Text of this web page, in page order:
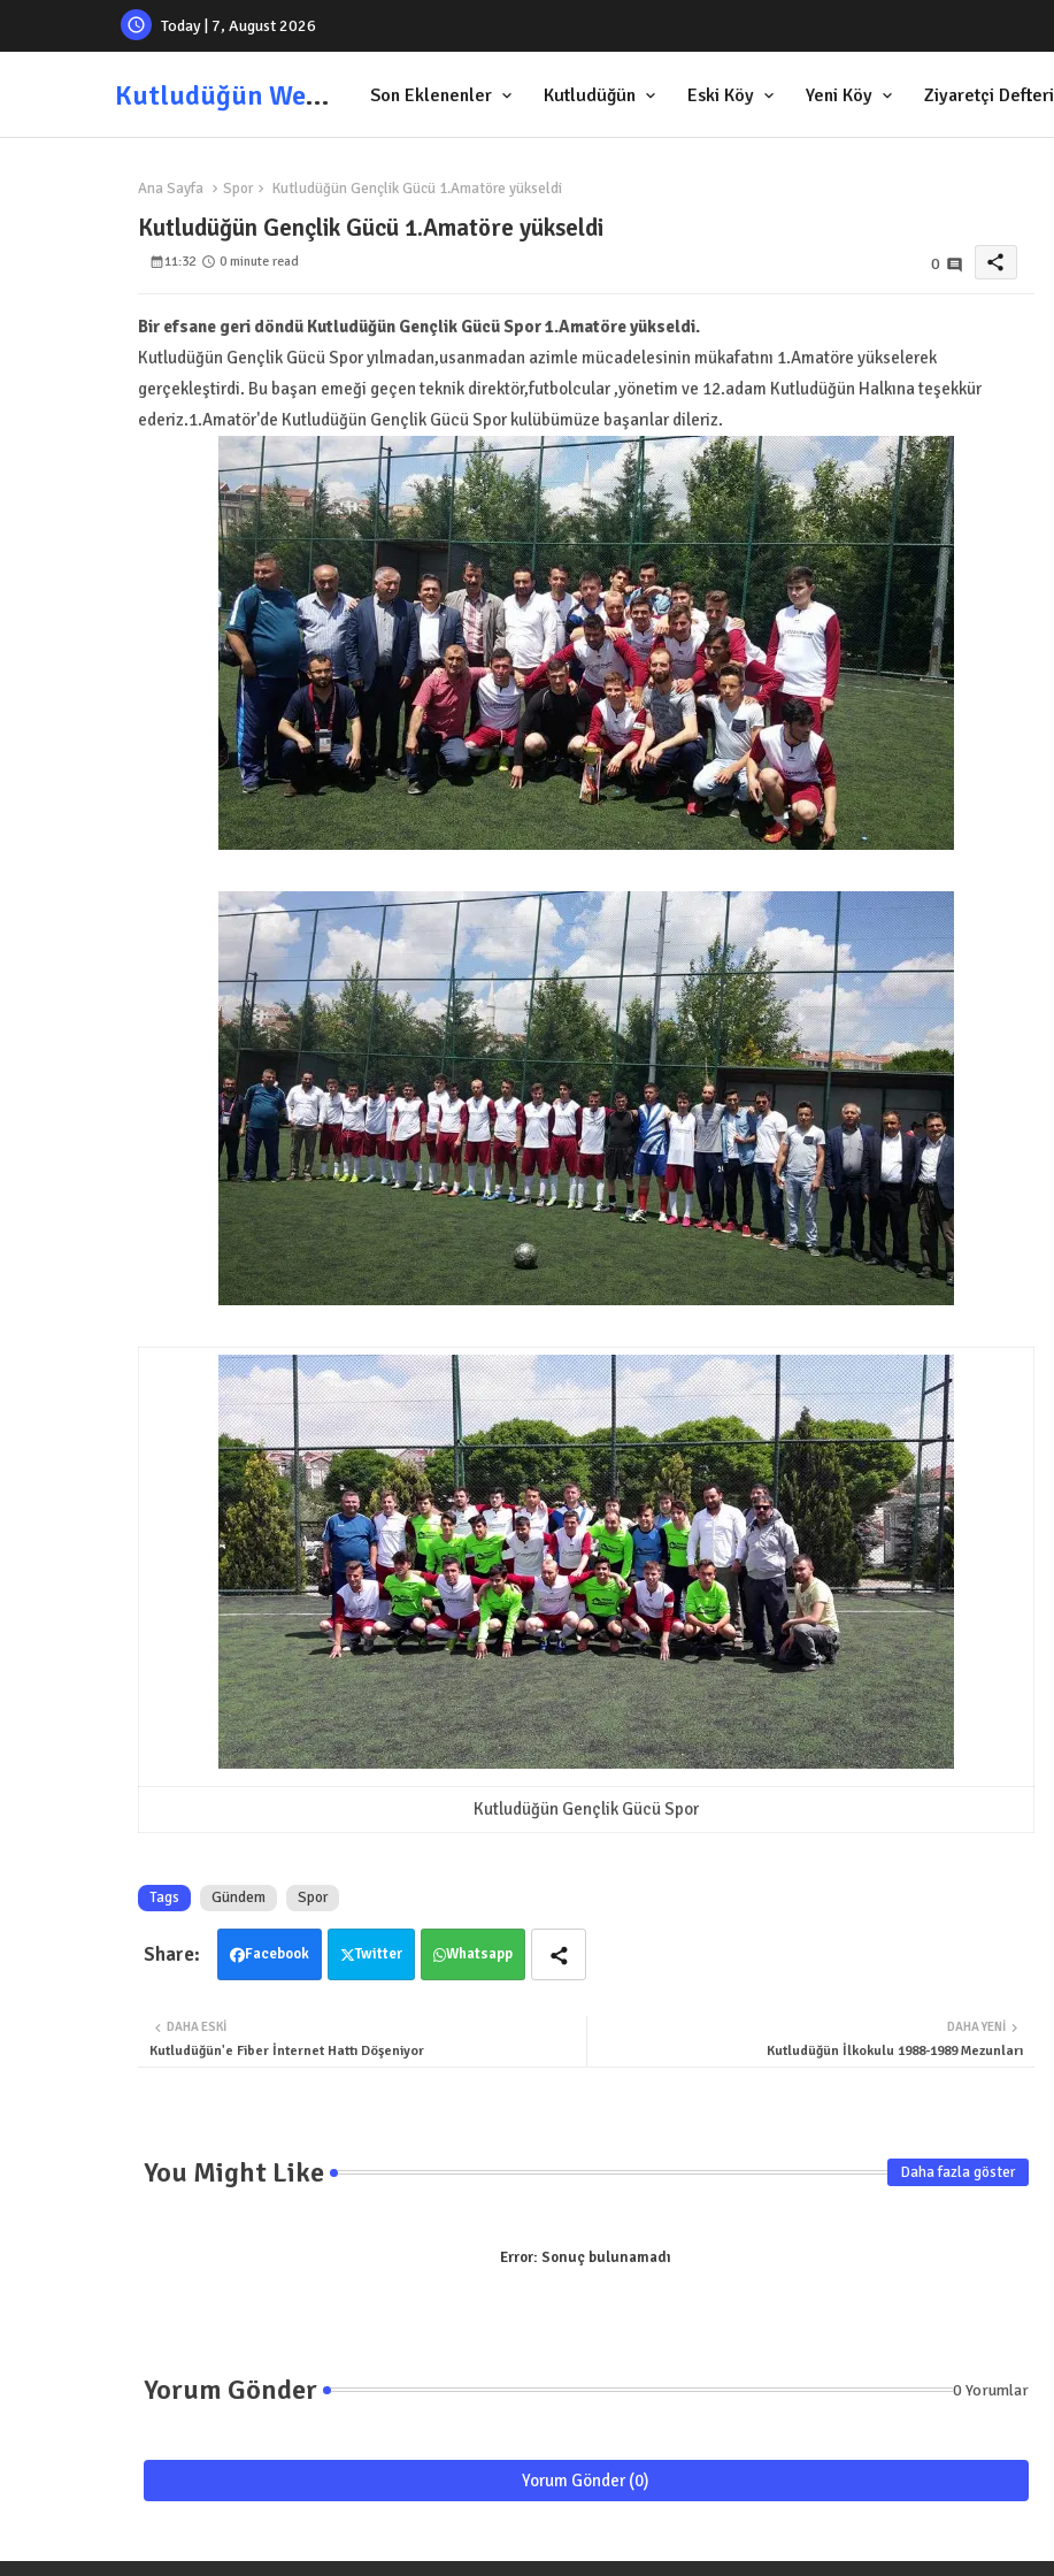
Today | 7, August 2026
Kutludüğün Web Sitesi Son Eklenenler Kutludüğün Eski Köy Yeni Köy Ziyaretçi Defteri
Ana Sayfa Spor Kutludüğün Gençlik Gücü 1.Amatöre yükseldi
Kutludüğün Gençlik Gücü 1.Amatöre yükseldi
11:32 0 minute read 0 share
Bir efsane geri döndü Kutludüğün Gençlik Gücü Spor 1.Amatöre yükseldi.
Kutludüğün Gençlik Gücü Spor yılmadan,usanmadan azimle mücadelesinin mükafatını 1.Amatöre yükselerek
gerçekleştirdi. Bu başarı emeği geçen teknik direktör,futbolcular ,yönetim ve 12.adam Kutludüğün Halkına teşekkür
ederiz.1.Amatör'de Kutludüğün Gençlik Gücü Spor kulübümüze başarılar dileriz.
Kutludüğün Gençlik Gücü Spor
Tags Gündem Spor
Facebook Twitter Whatsapp
DAHA YENI
Kutludüğün İlkokulu 1988-1989 Mezunları
DAHA ESKI
Kutludüğün'e Fiber İnternet Hattı Döşeniyor
You Might Like Daha fazla göster
Error: Sonuç bulunamadı
Yorum Gönder 0 Yorumlar
Yorum Gönder (0)